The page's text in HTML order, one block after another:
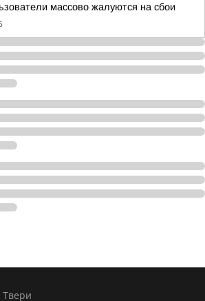
массово жалуются на сбои